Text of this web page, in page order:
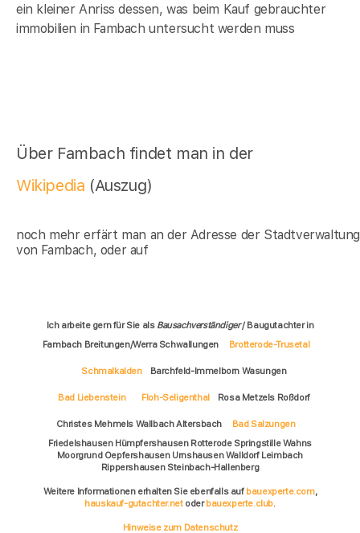
ein kleiner Anriss dessen, was beim Kauf gebrauchter
immobilien in Fambach untersucht werden muss
Über Fambach findet man in der
Wikipedia (Auszug)
noch mehr erfärt man an der Adresse der Stadtverwaltung
von Fambach, oder auf
Ich arbeite gern für Sie als Bausachverständiger/ Baugutachter in
Fambach Breitungen/Werra Schwallungen
Brotterode-Trusetal
Schmalkalden Barchfeld-Immelborn Wasungen
Bad Liebenstein Floh-Seligenthal Rosa Metzels Roßdorf
Christes Mehmels Wallbach Altersbach
Bad Salzungen
Friedelshausen Hümpfershausen Rotterode Springstille Wahns
Moorgrund Oepfershausen Urnshausen Walldorf Leimbach
Rippershausen Steinbach-Hallenberg
Weitere Informationen erhalten Sie ebenfalls auf bauexperte.com,
hauskauf-gutachter.netoderbauexperte.club.
Hinweise zum Datenschutz